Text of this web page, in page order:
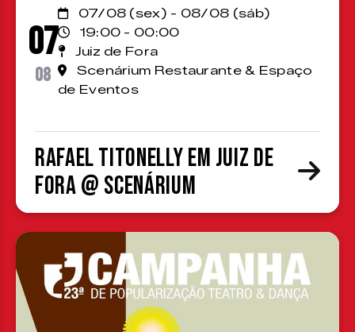
07
08
07/08 (sex) - 08/08 (sáb)
19:00 - 00:00
Juiz de Fora
Scenárium Restaurante & Espaço
de Eventos
Rafael Titonelly em Juiz de
Fora @ Scenárium